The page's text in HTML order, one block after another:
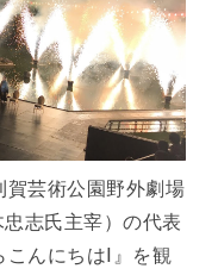
賀芸術公園野外劇場
志氏主宰）の代表
んにちはⅠ』を観